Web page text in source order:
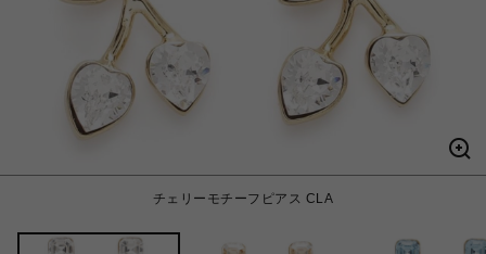
チェリーモチーフピアス CLA